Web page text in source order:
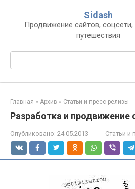
контенту
Sidash
Продвижение сайтов, соцсети,
путешествия
Главная » Архив » Статьи и пресс-релизы
Разработка и продвижение
Опубликовано: 24.05.2013 Статьи и